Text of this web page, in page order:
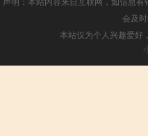
会及
本站仅为个人兴趣爱好